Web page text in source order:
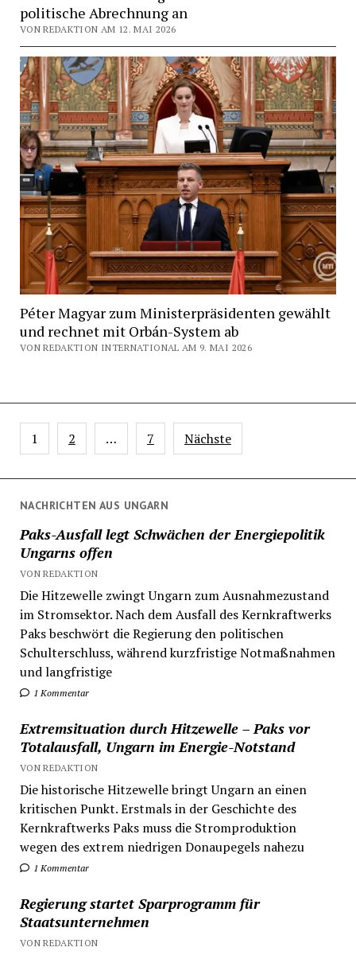
NACHRICHTEN AUS UNGARN
Paks-Ausfall legt Schwächen der Energiepolitik
Ungarns offen
VON REDAKTION
Die Hitzewelle zwingt Ungarn zum Ausnahmezustand
im Stromsektor. Nach dem Ausfall des Kernkraftwerks
Paks beschwört die Regierung den politischen
Schulterschluss, während kurzfristige Notmaßnahmen
und langfristige
1 Kommentar
Extremsituation durch Hitzewelle – Paks vor
Totalausfall, Ungarn im Energie-Notstand
VON REDAKTION
Die historische Hitzewelle bringt Ungarn an einen
kritischen Punkt. Erstmals in der Geschichte des
Kernkraftwerks Paks muss die Stromproduktion
wegen des extrem niedrigen Donaupegels nahezu
1 Kommentar
Regierung startet Sparprogramm für
Staatsunternehmen
VON REDAKTION
politische Abrechnung an
VON REDAKTION AM 12. MAI 2026
Péter Magyar zum Ministerpräsidenten gewählt
und rechnet mit Orbán-System ab
VON REDAKTION INTERNATIONAL AM 9. MAI 2026
Seitennummerierung
der
1 2 … 7 Nächste